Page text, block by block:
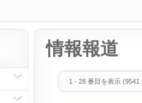
情報報道
1 - 28 番目を表示 (9541